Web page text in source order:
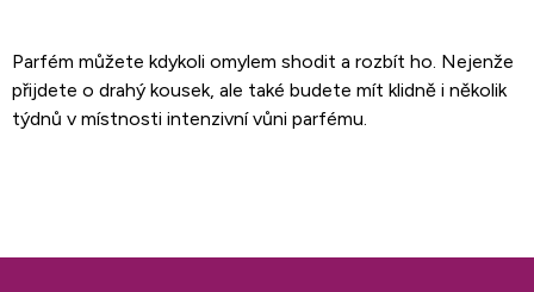
Parfém můžete kdykoli omylem shodit a rozbít ho. Nejenže
přijdete o drahý kousek, ale také budete mít klidně i několik
týdnů v místnosti intenzivní vůni parfému.